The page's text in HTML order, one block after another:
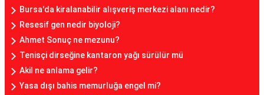
Bursa'da kiralanabilir alışveriş merkezi alanı nedir?
Resesif gen nedir biyoloji?
Ahmet Sonuç ne mezunu?
Tenisçi dirseğine kantaron yağı sürülür mü
Akil ne anlama gelir?
Yasa dışı bahis memurluğa engel mi?